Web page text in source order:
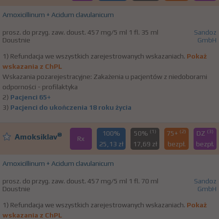
Amoxicillinum + Acidum clavulanicum
prosz. do przyg. zaw. doust. 457 mg/5 ml 1 fl. 35 ml
Doustnie
Sandoz
GmbH
1) Refundacja we wszystkich zarejestrowanych wskazaniach. Pokaż
wskazania z ChPL
Wskazania pozarejestracyjne: Zakażenia u pacjentów z niedoborami
odporności - profilaktyka
2) Pacjenci 65+
3) Pacjenci do ukończenia 18 roku życia
Amoksiklav® Rx
100%
25,13 zł
50% (1)
17,69 zł
75+ (2)
bezpł.
DZ (3)
bezpł.
Amoxicillinum + Acidum clavulanicum
prosz. do przyg. zaw. doust. 457 mg/5 ml 1 fl. 70 ml
Doustnie
Sandoz
GmbH
1) Refundacja we wszystkich zarejestrowanych wskazaniach. Pokaż
wskazania z ChPL